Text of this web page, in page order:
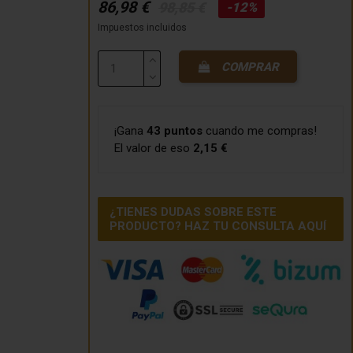
86,98 € -12%
Impuestos incluidos
COMPRAR
¡Gana 43 puntos cuando me compras!
El valor de eso 2,15 €
¿TIENES DUDAS SOBRE ESTE
PRODUCTO? HAZ TU CONSULTA AQUÍ